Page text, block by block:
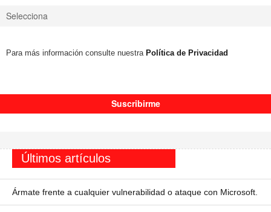
Para más información consulte nuestra Política de Privacidad
Últimos artículos
Ármate frente a cualquier vulnerabilidad o ataque con Microsoft.